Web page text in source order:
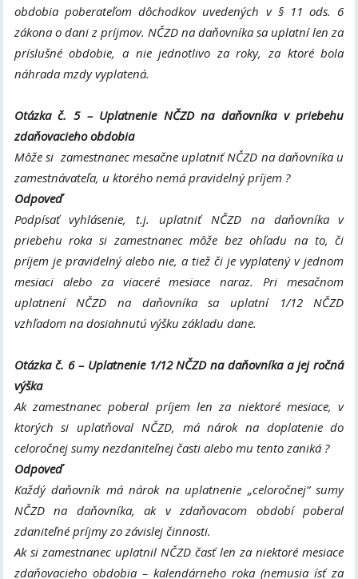
obdobia poberateľom dôchodkov uvedených v § 11 ods. 6
zákona o dani z príjmov. NČZD na daňovníka sa uplatní len za
príslušné obdobie, a nie jednotlivo za roky, za ktoré bola
náhrada mzdy vyplatená.
Otázka č. 5 – Uplatnenie NČZD na daňovníka v priebehu
zdaňovacieho obdobia
Môže si zamestnanec mesačne uplatniť NČZD na daňovníka u
zamestnávateľa, u ktorého nemá pravidelný príjem ?
Odpoveď
Podpísať vyhlásenie, t.j. uplatniť NČZD na daňovníka v
priebehu roka si zamestnanec môže bez ohľadu na to, či
príjem je pravidelný alebo nie, a tiež či je vyplatený v jednom
mesiaci alebo za viaceré mesiace naraz. Pri mesačnom
uplatnení NČZD na daňovníka sa uplatní 1/12 NČZD
vzhľadom na dosiahnutú výšku základu dane.
Otázka č. 6 – Uplatnenie 1/12 NČZD na daňovníka a jej ročná
výška
Ak zamestnanec poberal príjem len za niektoré mesiace, v
ktorých si uplatňoval NČZD, má nárok na doplatenie do
celoročnej sumy nezdaniteľnej časti alebo mu tento zaniká ?
Odpoveď
Každý daňovník má nárok na uplatnenie „celoročnej“ sumy
NČZD na daňovníka, ak v zdaňovacom období poberal
zdaniteľné príjmy zo závislej činnosti.
Ak si zamestnanec uplatnil NČZD časť len za niektoré mesiace
zdaňovacieho obdobia – kalendárneho roka (nemusia ísť za